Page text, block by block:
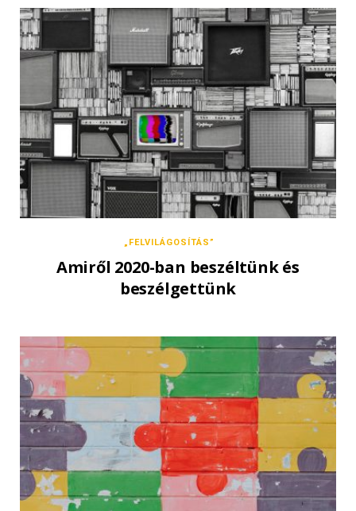
„FELVILÁGOSÍTÁS”
Amiről 2020-ban beszéltünk és
beszélgettünk